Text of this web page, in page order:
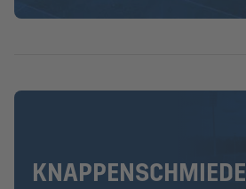
KNAPPENSCHMIEDE